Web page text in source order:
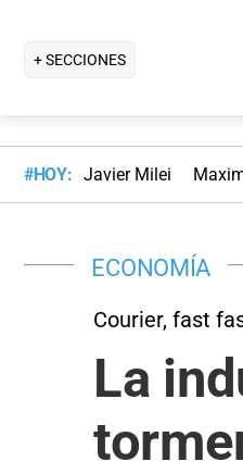
+ SECCIONES
#HOY: Javier Milei
ECONOMÍA
Courier, fast
La